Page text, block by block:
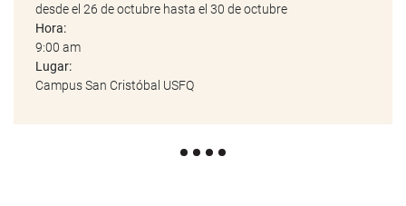
desde el 26 de octubre hasta el 30 de octubre
Hora:
9:00 am
Lugar:
Campus San Cristóbal USFQ